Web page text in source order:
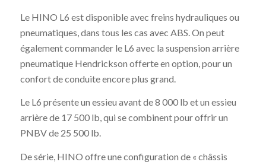
Le HINO L6 est disponible avec freins hydrauliques ou
pneumatiques, dans tous les cas avec ABS. On peut
également commander le L6 avec la suspension arrière
pneumatique Hendrickson offerte en option, pour un
confort de conduite encore plus grand.
Le L6 présente un essieu avant de 8 000 lb et un essieu
arrière de 17 500 lb, qui se combinent pour offrir un
PNBV de 25 500 lb.
De série, HINO offre une configuration de « châssis